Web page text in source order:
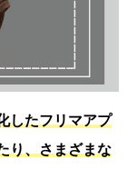
したフリマアプ
り、さまざまな